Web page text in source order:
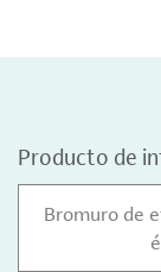
Producto de
Bromuro de